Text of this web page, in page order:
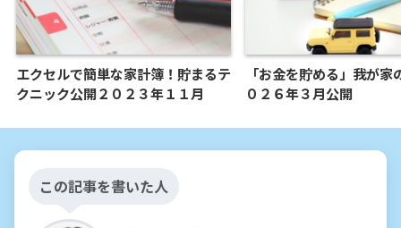
エクセルで簡単な家計簿！貯まるテ
クニック公開２０２３年１１月
「お金を貯める」我が家
０２６年３月公開
この記事を書いた人